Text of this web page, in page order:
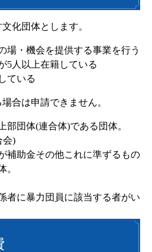
化団体とします。
場・機会を提供する事業を行う
5人以上在籍している
ている
合は申請できません。
部団体(連合体)である団体。
会)
補助金その他これに準ずるもの
。
者に暴力団員に該当する者がい